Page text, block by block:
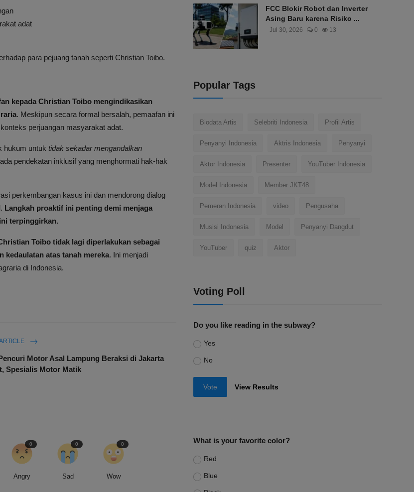
adat
para pejuang tanah seperti Christian Toibo.
kepada Christian Toibo mengindikasikan
. Meskipun secara formal bersalah, pemaafan ini
perjuangan masyarakat adat.
hukum untuk tidak sekadar mengandalkan
pendekatan inklusif yang menghormati hak-hak
perkembangan kasus ini dan mendorong dialog
Langkah proaktif ini penting demi menjaga
terpinggirkan.
Toibo tidak lagi diperlakukan sebagai
kedaulatan atas tanah mereka. Ini menjadi
di Indonesia.
Motor Asal Lampung Beraksi di Jakarta
Spesialis Motor Matik
Angry
0
Sad
0
Wow
0
FCC Blokir Robot dan Inverter
Asing Baru karena Risiko ...
Jul 30, 2026 0 13
Popular Tags
Biodata Artis Selebriti Indonesia Profil Artis
Penyanyi Indonesia Aktris Indonesia Penyanyi
Aktor Indonesia Presenter YouTuber Indonesia
Model Indonesia Member JKT48
Pemeran Indonesia video Pengusaha
Musisi Indonesia Model Penyanyi Dangdut
YouTuber quiz Aktor
Voting Poll
Do you like reading in the subway?
Yes
No
Vote View Results
What is your favorite color?
Red
Blue